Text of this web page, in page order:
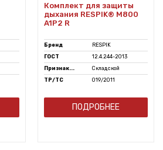
Комплект для защиты
дыхания RESPIK® M800
A1P2 R
Бренд
RESPIK
ГОСТ
12.4.244-2013
Признак...
Складской
ТР/ТС
019/2011
ПОДРОБНЕЕ